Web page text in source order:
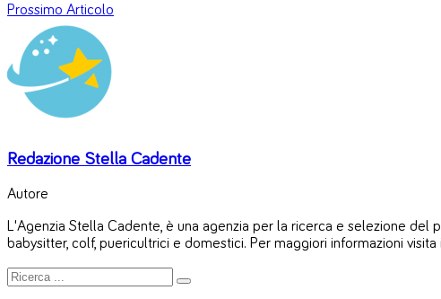
Prossimo Articolo
Redazione Stella Cadente
Autore
L'Agenzia Stella Cadente, è una agenzia per la ricerca e selezione del
babysitter, colf, puericultrici e domestici. Per maggiori informazioni